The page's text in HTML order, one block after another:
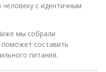
с идентичным
мы собрали
составить
питания.